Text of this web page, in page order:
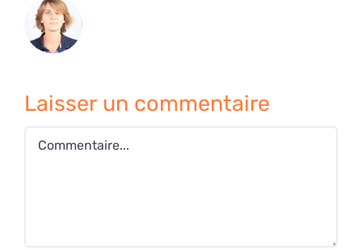
Laisser un commentaire
Commentaire